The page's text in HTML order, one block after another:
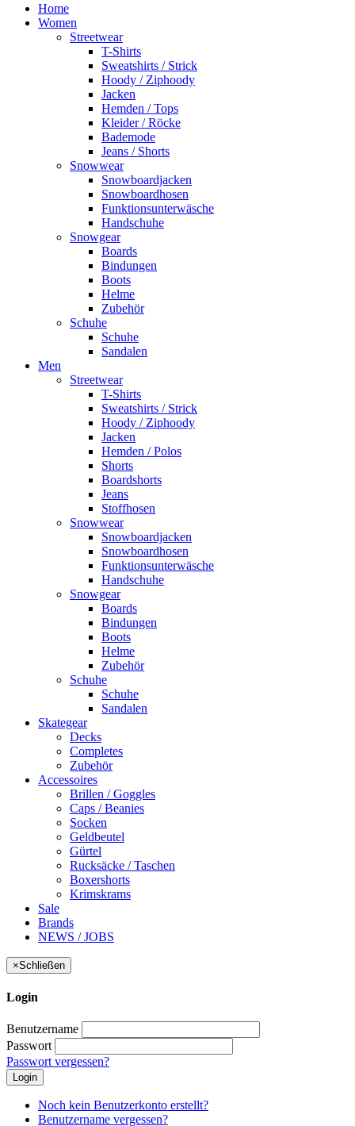
Home
Women
Streetwear
T-Shirts
Sweatshirts / Strick
Hoody / Ziphoody
Jacken
Hemden / Tops
Kleider / Röcke
Bademode
Jeans / Shorts
Snowwear
Snowboardjacken
Snowboardhosen
Funktionsunterwäsche
Handschuhe
Snowgear
Boards
Bindungen
Boots
Helme
Zubehör
Schuhe
Schuhe
Sandalen
Men
Streetwear
T-Shirts
Sweatshirts / Strick
Hoody / Ziphoody
Jacken
Hemden / Polos
Shorts
Boardshorts
Jeans
Stoffhosen
Snowwear
Snowboardjacken
Snowboardhosen
Funktionsunterwäsche
Handschuhe
Snowgear
Boards
Bindungen
Boots
Helme
Zubehör
Schuhe
Schuhe
Sandalen
Skategear
Decks
Completes
Zubehör
Accessoires
Brillen / Goggles
Caps / Beanies
Socken
Geldbeutel
Gürtel
Rucksäcke / Taschen
Boxershorts
Krimskrams
Sale
Brands
NEWS / JOBS
×Schließen
Login
Benutzername
Passwort
Passwort vergessen?
Login
Noch kein Benutzerkonto erstellt?
Benutzername vergessen?